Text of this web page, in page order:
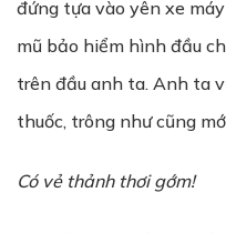
đứng tựa vào yên xe
mũ bảo hiểm hình đầu
trên đầu anh ta. Anh ta
thuốc, trông như cũng
Có vẻthảnh thơi gớm!